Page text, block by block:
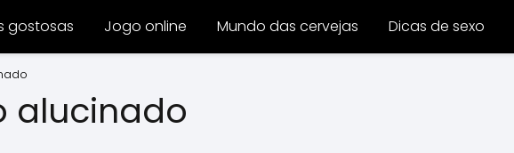
gostosas Jogo online Mundo das cervejas Dicas de sexo
alucinado